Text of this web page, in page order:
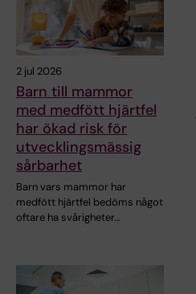
2 jul 2026
Barn till mammor
med medfött hjärtfel
har ökad risk för
utvecklingsmässig
sårbarhet
Barn vars mammor har
medfött hjärtfel bedöms något
oftare ha svårigheter…